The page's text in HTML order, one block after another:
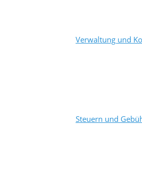
Verwaltung und
Steuern und